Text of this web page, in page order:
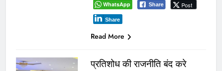
WhatsApp Share Post
Share
Read More
प्रतिशोध की राजनीति बंद करे